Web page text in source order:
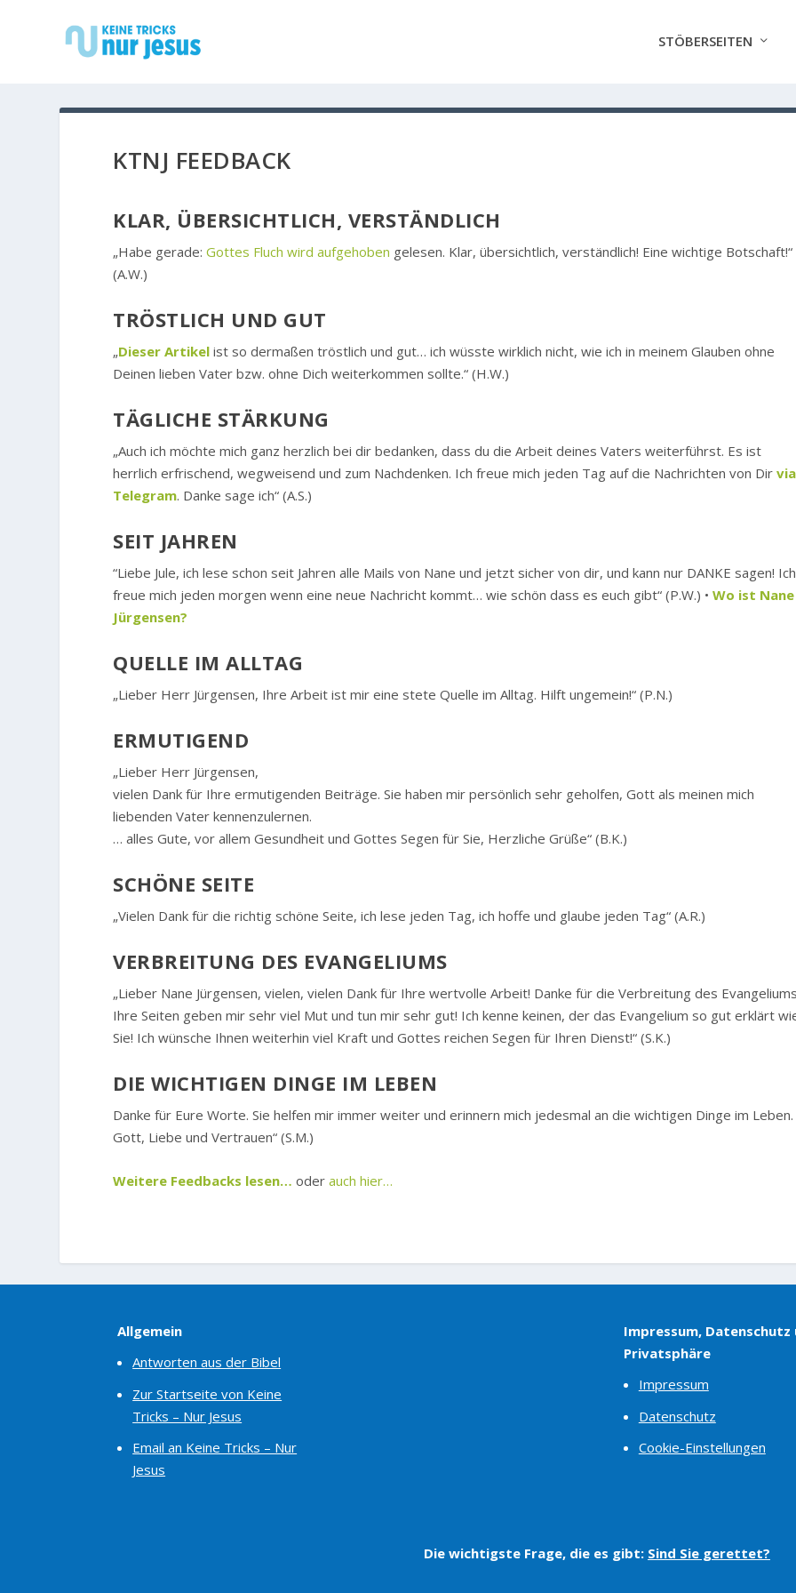
STÖBERSEITEN
KTNJ FEEDBACK
KLAR, ÜBERSICHTLICH, VERSTÄNDLICH
„Habe gerade:Gottes Fluch wird aufgehoben gelesen. Klar, übersichtlich, verständlich! Eine wichtige Botschaft!“
(A.W.)
TRÖSTLICH UND GUT
„Dieser Artikel ist so dermaßen tröstlich und gut… ich wüsste wirklich nicht, wie ich in meinem Glauben ohne
Deinen lieben Vater bzw. ohne Dich weiterkommen sollte.“ (H.W.)
TÄGLICHE STÄRKUNG
„Auch ich möchte mich ganz herzlich bei dir bedanken, dass du die Arbeit deines Vaters weiterführst. Es ist
herrlich erfrischend, wegweisend und zum Nachdenken. Ich freue mich jeden Tag auf die Nachrichten von Dirvia
Telegram. Danke sage ich“ (A.S.)
SEIT JAHREN
“Liebe Jule, ich lese schon seit Jahren alle Mails von Nane und jetzt sicher von dir, und kann nur DANKE sagen! Ich
freue mich jeden morgen wenn eine neue Nachricht kommt… wie schön dass es euch gibt“ (P.W.) •Wo ist Nane
Jürgensen?
QUELLE IM ALLTAG
„Lieber Herr Jürgensen, Ihre Arbeit ist mir eine stete Quelle im Alltag. Hilft ungemein!“ (P.N.)
ERMUTIGEND
„Lieber Herr Jürgensen,
vielen Dank für Ihre ermutigenden Beiträge. Sie haben mir persönlich sehr geholfen, Gott als meinen mich
liebenden Vater kennenzulernen.
… alles Gute, vor allem Gesundheit und Gottes Segen für Sie, Herzliche Grüße“ (B.K.)
SCHÖNE SEITE
„Vielen Dank für die richtig schöne Seite, ich lese jeden Tag, ich hoffe und glaube jeden Tag“ (A.R.)
VERBREITUNG DES EVANGELIUMS
„Lieber Nane Jürgensen, vielen, vielen Dank für Ihre wertvolle Arbeit! Danke für die Verbreitung des
Ihre Seiten geben mir sehr viel Mut und tun mir sehr gut! Ich kenne keinen, der das Evangelium so gut erklärt
Sie! Ich wünsche Ihnen weiterhin viel Kraft und Gottes reichen Segen für Ihren Dienst!“ (S.K.)
DIE WICHTIGEN DINGE IM LEBEN
Danke für Eure Worte. Sie helfen mir immer weiter und erinnern mich jedesmal an die wichtigen Dinge im Leben.
Gott, Liebe und Vertrauen“ (S.M.)
Weitere Feedbacks lesen… oderauch hier…
Allgemein
Antworten aus der Bibel
Zur Startseite von Keine
Tricks – Nur Jesus
Email an Keine Tricks – Nur
Jesus
Impressum, Datenschutz
Privatsphäre
Impressum
Datenschutz
Cookie-Einstellungen
Die wichtigste Frage, die es gibt: Sind Sie gerettet?